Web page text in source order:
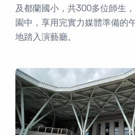
及都蘭國小，共300多位師生
園中，享用完實力媒體準備的
地踏入演藝廳。